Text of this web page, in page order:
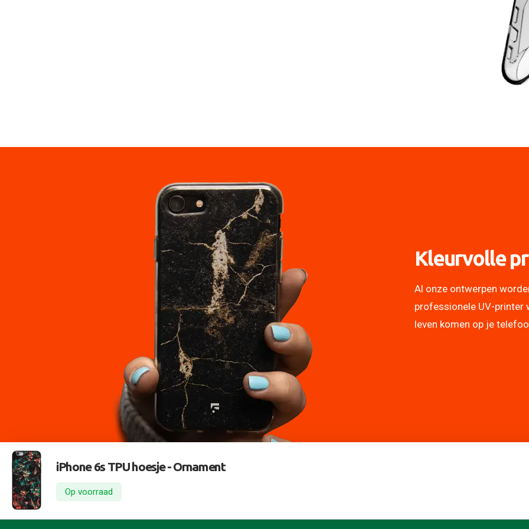
Kleurvolle
Al onze ontwerpen
professionele UV-printer
leven komen op je
iPhone 6s TPU hoesje -Ornament
Op voorraad